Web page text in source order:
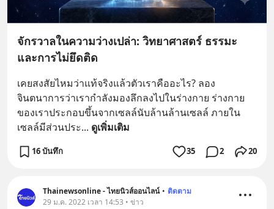
จักรวาลในความว่างเปล่า: วิทยาศาสตร์ ธรรมะ
และการไม่ยึดติด
เคยสงสัยไหมว่าแท้จริงแล้วตัวเราคืออะไร? ลอง
จินตนาการว่าเรากำลังมองลึกลงไปในร่างกาย ร่างกาย
ของเราประกอบขึ้นจากเซลล์นับล้านล้านเซลล์ ภายใน
เซลล์มีส่วนประ... ดูเพิ่มเติม
16 บันทึก 35 2 20
Thainewsonline - ไทยนิวส์ออนไลน์ • ติดตาม
29 ม.ค. 2022 เวลา 14:53 • ข่าว